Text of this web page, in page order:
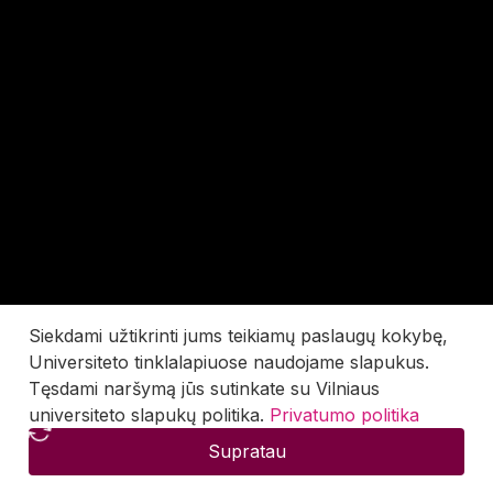
Siekdami užtikrinti jums teikiamų paslaugų kokybę,
Universiteto tinklalapiuose naudojame slapukus.
Tęsdami naršymą jūs sutinkate su Vilniaus
universiteto slapukų politika. Privatumo politika
Supratau